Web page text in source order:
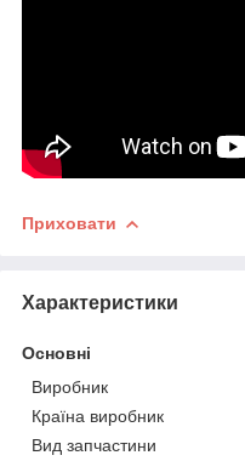
Приховати
Характеристики
Основні
Виробник
Країна виробник
Вид запчастини